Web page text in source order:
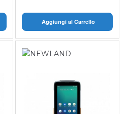
Aggiungi al Carrello